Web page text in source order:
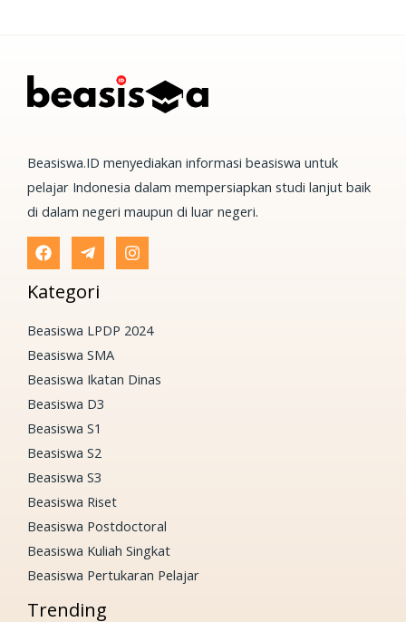
Beasiswa.ID menyediakan informasi beasiswa untuk
pelajar Indonesia dalam mempersiapkan studi lanjut baik
di dalam negeri maupun di luar negeri.
Kategori
Beasiswa LPDP 2024
Beasiswa SMA
Beasiswa Ikatan Dinas
Beasiswa D3
Beasiswa S1
Beasiswa S2
Beasiswa S3
Beasiswa Riset
Beasiswa Postdoctoral
Beasiswa Kuliah Singkat
Beasiswa Pertukaran Pelajar
Trending